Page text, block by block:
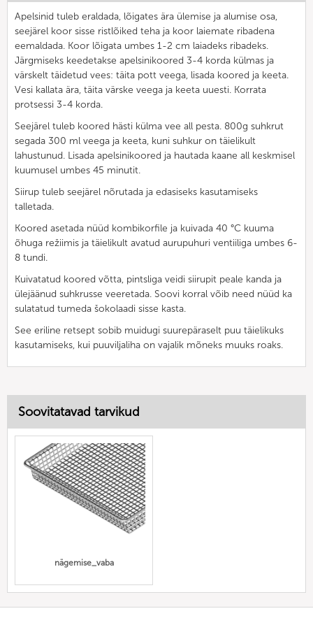
Apelsinid tuleb eraldada, lõigates ära ülemise ja alumise osa,
seejärel koor sisse ristlõiked teha ja koor laiemate ribadena
eemaldada. Koor lõigata umbes 1-2 cm laiadeks ribadeks.
Järgmiseks keedetakse apelsinikoored 3-4 korda külmas ja
värskelt täidetud vees: täita pott veega, lisada koored ja keeta.
Vesi kallata ära, täita värske veega ja keeta uuesti. Korrata
protsessi 3-4 korda.
Seejärel tuleb koored hästi külma vee all pesta. 800g suhkrut
segada 300 ml veega ja keeta, kuni suhkur on täielikult
lahustunud. Lisada apelsinikoored ja hautada kaane all keskmisel
kuumusel umbes 45 minutit.
Siirup tuleb seejärel nõrutada ja edasiseks kasutamiseks
talletada.
Koored asetada nüüd kombikorfile ja kuivada 40 °C kuuma
õhuga režiimis ja täielikult avatud aurupuhuri ventiiliga umbes 6-
8 tundi.
Kuivatatud koored võtta, pintsliga veidi siirupit peale kanda ja
ülejäänud suhkrusse veeretada. Soovi korral võib need nüüd ka
sulatatud tumeda šokolaadi sisse kasta.
See eriline retsept sobib muidugi suurepäraselt puu täielikuks
kasutamiseks, kui puuviljaliha on vajalik mõneks muuks roaks.
Soovitatavad tarvikud
nägemise_vaba